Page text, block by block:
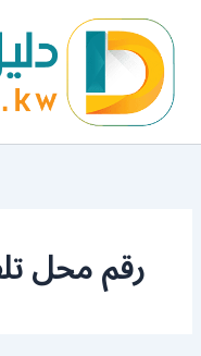
المحتوى
رقم محل